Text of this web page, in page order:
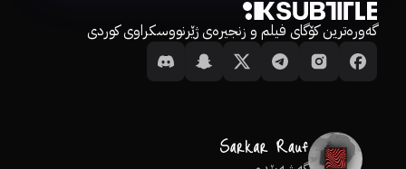
گەورەترین کۆگای فیلم و زنجیرەی ژێرنووسکراوی کوردی